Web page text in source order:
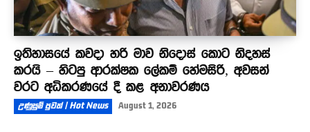
ඉතිහාසයේ කවදා හරි මාව නිදොස් කොට නිදහස්
කරයි – හිටපු ආරක්ෂක ලේකම් හේමසිරි, අවසන්
වරට අධිකරණයේ දී කළ අනාවරණය
උණුසුම් පුවත් | Hot News August 1, 2026